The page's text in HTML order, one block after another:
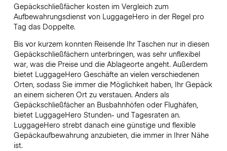
Gepäckschließfächer kosten im Vergleich zum
Aufbewahrungsdienst von LuggageHero in der Regel pro
Tag das Doppelte.
Bis vor kurzem konnten Reisende Ihr Taschen nur in diesen
Gepäckschließfächern unterbringen, was sehr unflexibel
war, was die Preise und die Ablageorte angeht. Außerdem
bietet LuggageHero Geschäfte an vielen verschiedenen
Orten, sodass Sie immer die Möglichkeit haben, Ihr Gepäck
an einem sicheren Ort zu verstauen. Anders als
Gepäckschließfächer an Busbahnhöfen oder Flughäfen,
bietet LuggageHero Stunden- und Tagesraten an.
LuggageHero strebt danach eine günstige und flexible
Gepäckaufbewahrung anzubieten, die immer in Ihrer Nähe
ist.